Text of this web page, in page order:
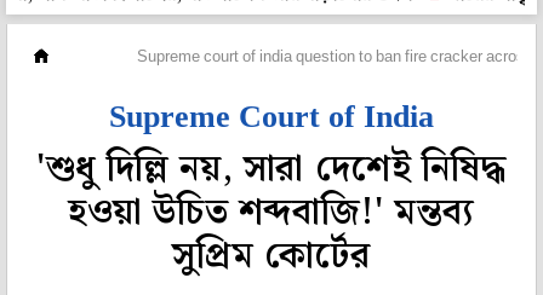
Supreme court of india question to ban fire cracker across
Supreme Court of India
'শুধু দিল্লি নয়, সারা দেশেই নিষিদ্ধ
হওয়া উচিত শব্দবাজি!' মন্তব্য
সুপ্রিম কোর্টের